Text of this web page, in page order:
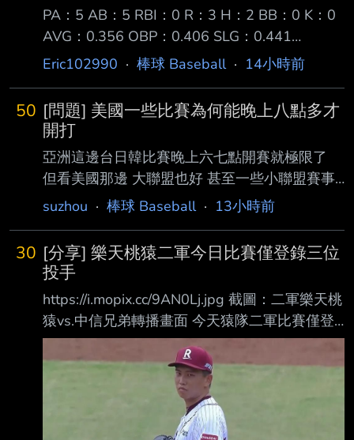
PA：5 AB：5 RBI：0 R：3 H：2 BB：0 K：0
AVG：0.356 OBP：0.406 SLG：0.441
OPS+：159 今天張皓崴守右外野再次單場雙安
數，成功將 連續安打場次推進到14場，賽後
OPS+159。 ---- Sent from BePTT on my
Samsung SM-S9360 --
Eric102990 · 棒球 Baseball· 14小時前
50 [問題] 美國一些比賽為何能晚上八點多才
開打
亞洲這邊台日韓比賽晚上六七點開賽就極限了
但看美國那邊 大聯盟也好 甚至一些小聯盟賽事
常常都是當地時間晚上八點多才開打 美國人都
這樣開車回家不是更晚更累嗎
suzhou · 棒球 Baseball· 13小時前
30 [分享] 樂天桃猿二軍今日比賽僅登錄三位
投手
https://i.mopix.cc/9AN0Lj.jpg 截圖：二軍樂天桃
猿vs.中信兄弟轉播畫面 今天猿隊二軍比賽僅登
錄楊彬、邱駿威、王宇翔三名投手。
https://i.mopix.cc/VD8bVe.jpg
https://i.mopix.cc/1COAQV.jpg 第四位登板的余
新喆本職是捕手，但已經是累積第三次用投手身
份出場了（捕手身份出賽 則為7次） 之前猿二也